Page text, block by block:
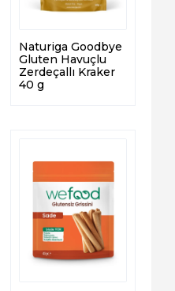
Naturiga Goodbye
Gluten Havuçlu
Zerdeçallı Kraker
40 g